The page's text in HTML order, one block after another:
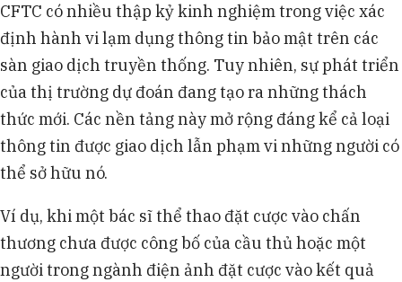
CFTC có nhiều thập kỷ kinh nghiệm trong việc xác
định hành vi lạm dụng thông tin bảo mật trên các
sàn giao dịch truyền thống. Tuy nhiên, sự phát triển
của thị trường dự đoán đang tạo ra những thách
thức mới. Các nền tảng này mở rộng đáng kể cả loại
thông tin được giao dịch lẫn phạm vi những người có
thể sở hữu nó.
Ví dụ, khi một bác sĩ thể thao đặt cược vào chấn
thương chưa được công bố của cầu thủ hoặc một
người trong ngành điện ảnh đặt cược vào kết quả